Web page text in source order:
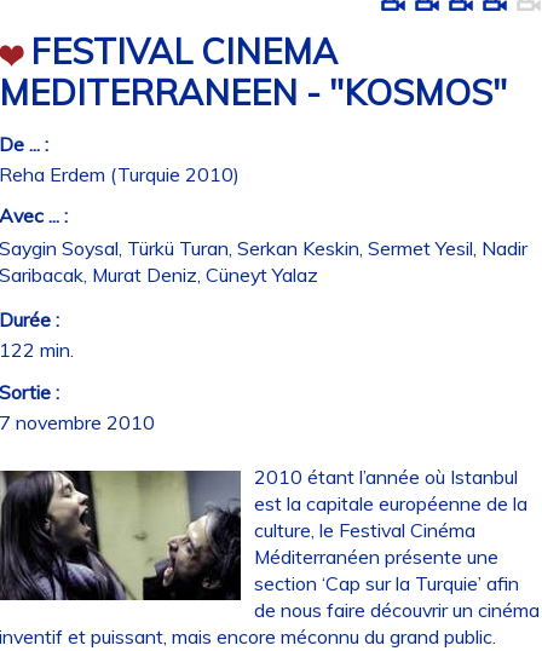
FESTIVAL CINEMA
- "KOSMOS"
... :
Erdem (Turquie 2010)
... :
Soysal, Türkü Turan, Serkan Keskin, Sermet Yesil, Nadir
Murat Deniz, Cüneyt Yalaz
:
min.
:
novembre 2010
2010 étant l’année où Istanbul
est la capitale européenne de la
culture, le Festival Cinéma
Méditerranéen présente une
section ‘Cap sur la Turquie’ afin
de nous faire découvrir un cinéma
et puissant, mais encore méconnu du grand public.